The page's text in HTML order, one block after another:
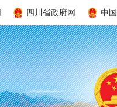
四川省政府网 中